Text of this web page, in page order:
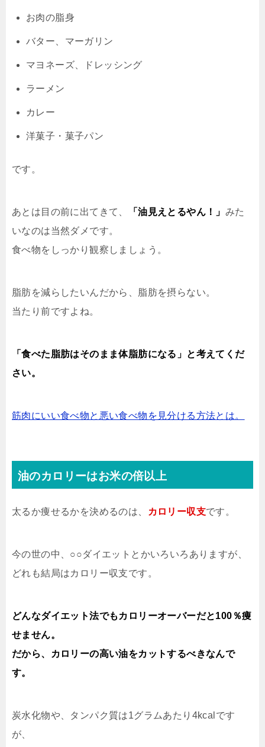
お肉の脂身
バター、マーガリン
マヨネーズ、ドレッシング
ラーメン
カレー
洋菓子・菓子パン
です。
あとは目の前に出てきて、 「油見えとるやん！」 みた
いなのは当然ダメです。
食べ物をしっかり観察しましょう。
脂肪を減らしたいんだから、脂肪を摂らない。
当たり前ですよね。
「食べた脂肪はそのまま体脂肪になる」と考えてくだ
さい。
筋肉にいい食べ物と悪い食べ物を見分ける方法とは。
油のカロリーはお米の倍以上
太るか痩せるかを決めるのは、 カロリー収支です。
今の世の中、○○ダイエットとかいろいろありますが、
どれも結局はカロリー収支です。
どんなダイエット法でもカロリーオーバーだと100％痩
せません。
だから、カロリーの高い油をカットするべきなんで
す。
炭水化物や、タンパク質は1グラムあたり4kcalです
が、